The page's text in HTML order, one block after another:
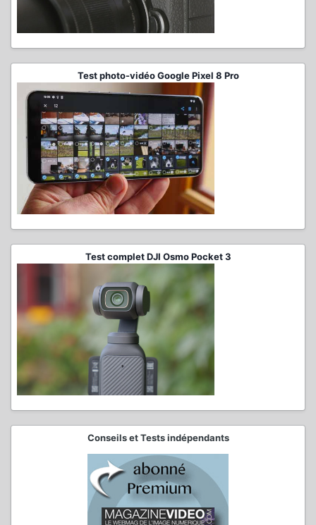
Test photo-vidéo Google Pixel 8 Pro
Test complet DJI Osmo Pocket 3
Conseils et Tests indépendants